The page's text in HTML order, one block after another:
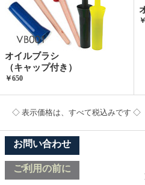
オイルブラシ
（キャップ付き）
￥650
◇ 表示価格は、すべて税込みです ◇
お問い合わせ
ご利用の前に